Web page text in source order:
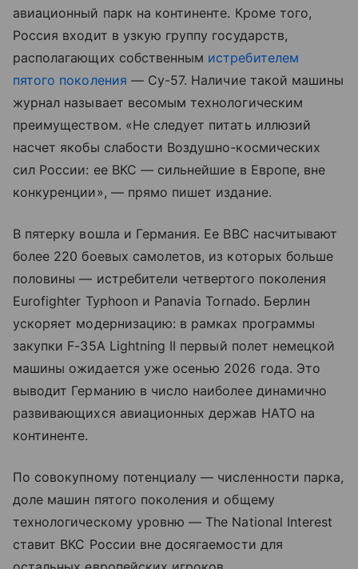
авиационный парк на континенте. Кроме того,
Россия входит в узкую группу государств,
располагающих собственным истребителем
пятого поколения — Су-57. Наличие такой машины
журнал называет весомым технологическим
преимуществом. «Не следует питать иллюзий
насчет якобы слабости Воздушно-космических
сил России: ее ВКС — сильнейшие в Европе, вне
конкуренции», — прямо пишет издание.
В пятерку вошла и Германия. Ее ВВС насчитывают
более 220 боевых самолетов, из которых больше
половины — истребители четвертого поколения
Eurofighter Typhoon и Panavia Tornado. Берлин
ускоряет модернизацию: в рамках программы
закупки F-35A Lightning II первый полет немецкой
машины ожидается уже осенью 2026 года. Это
выводит Германию в число наиболее динамично
развивающихся авиационных держав НАТО на
континенте.
По совокупному потенциалу — численности парка,
доле машин пятого поколения и общему
технологическому уровню — The National Interest
ставит ВКС России вне досягаемости для